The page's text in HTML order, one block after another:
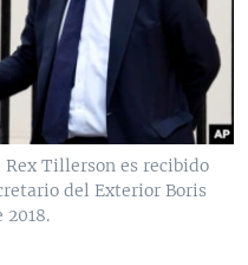
Rex Tillerson es recibido
del Exterior Boris
2018.